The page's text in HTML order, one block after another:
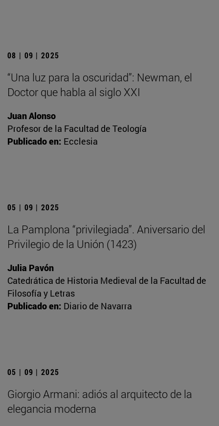
08 | 09 | 2025
“Una luz para la oscuridad”: Newman, el
Doctor que habla al siglo XXI
Juan Alonso
Profesor de la Facultad de Teología
Publicado en: Ecclesia
05 | 09 | 2025
La Pamplona “privilegiada”. Aniversario del
Privilegio de la Unión (1423)
Julia Pavón
Catedrática de Historia Medieval de la Facultad de
Filosofía y Letras
Publicado en: Diario de Navarra
05 | 09 | 2025
Giorgio Armani: adiós al arquitecto de la
elegancia moderna